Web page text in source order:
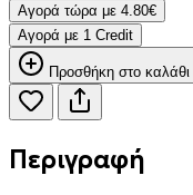
Aγορά τώρα με 4.80€
Aγορά με 1 Credit
Προσθήκη στο καλάθι
Περιγραφή